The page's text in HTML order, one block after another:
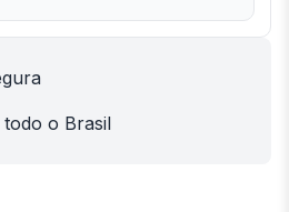
o Brasil